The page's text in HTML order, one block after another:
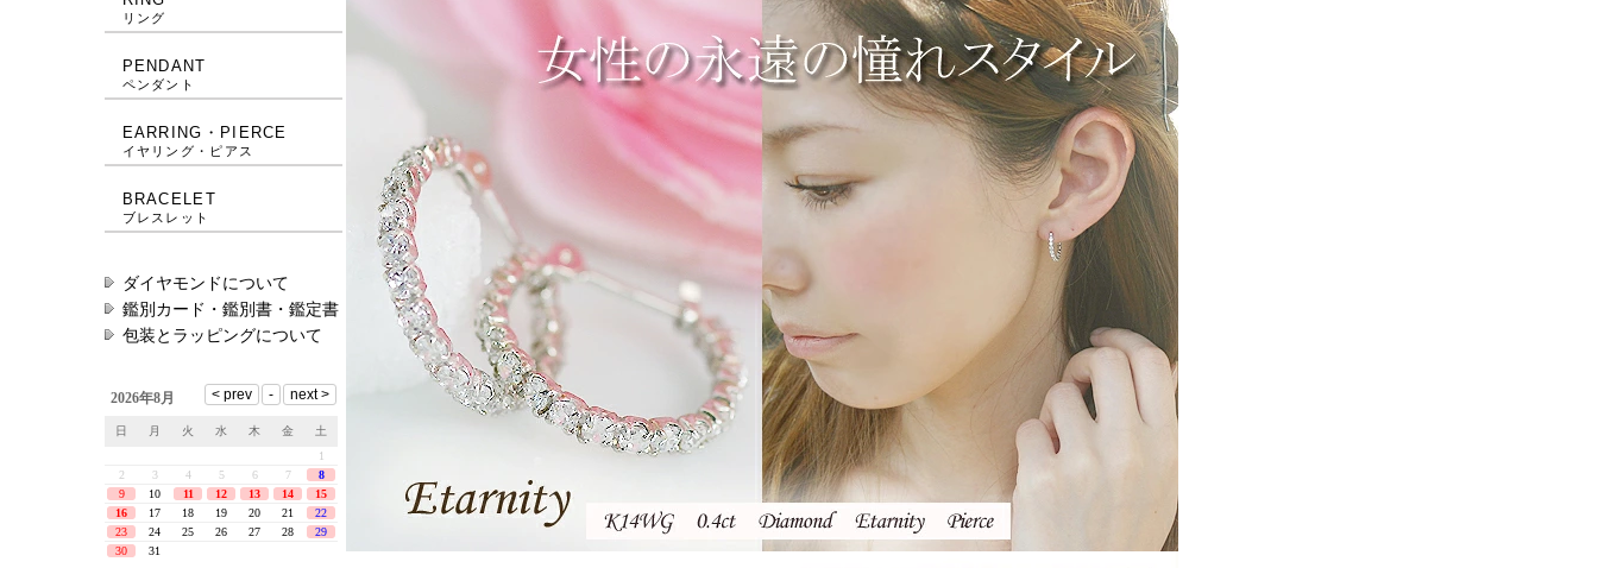
リング
PENDANT
ペンダント
EARRING・PIERCE
イヤリング・ピアス
BRACELET
ブレスレット
ダイヤモンドについて
鑑別カード・鑑別書・鑑定書
包装とラッピングについて